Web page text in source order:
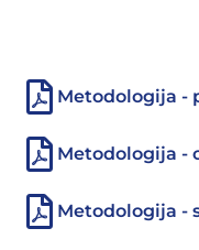
Metodologija -
Metodologija -
Metodologija -